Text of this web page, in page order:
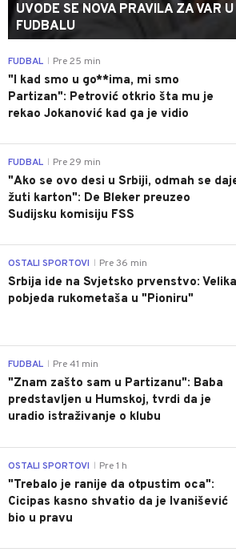
UVODE SE NOVA PRAVILA ZA VAR
FUDBALU
FUDBAL Pre 25 min
"I kad smo u go**ima, mi smo
Partizan": Petrović otkrio šta mu je
rekao Jokanović kad ga je vidio
FUDBAL Pre 29 min
"Ako se ovo desi u Srbiji, odmah se
žuti karton": De Bleker preuzeo
Sudijsku komisiju FSS
OSTALI SPORTOVI Pre 36 min
Srbija ide na Svjetsko prvenstvo: Velika
pobjeda rukometaša u "Pioniru"
FUDBAL Pre 41 min
"Znam zašto sam u Partizanu": Baba
predstavljen u Humskoj, tvrdi da je
uradio istraživanje o klubu
OSTALI SPORTOVI Pre 1 h
"Trebalo je ranije da otpustim oca":
Cicipas kasno shvatio da je Ivanišević
bio u pravu